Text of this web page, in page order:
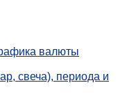
валюты
свеча), периода и